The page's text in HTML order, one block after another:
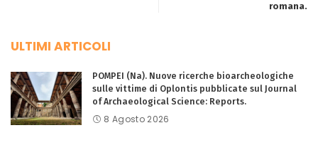
romana.
ULTIMI ARTICOLI
POMPEI (Na). Nuove ricerche bioarcheologiche
sulle vittime di Oplontis pubblicate sul Journal
of Archaeological Science: Reports.
8 Agosto 2026